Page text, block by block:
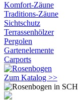
Komfort-Zäune
Traditions-Zäune
Sichtschutz
Terrassenhölzer
Pergolen
Gartenelemente
Carports
Zum Katalog >>